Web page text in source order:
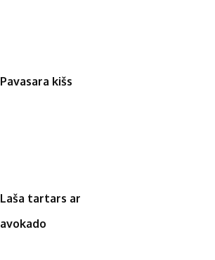
Pavasara kišs
Laša tartars ar
avokado